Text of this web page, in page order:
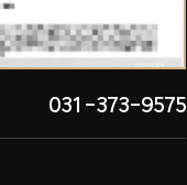
031-373-9575